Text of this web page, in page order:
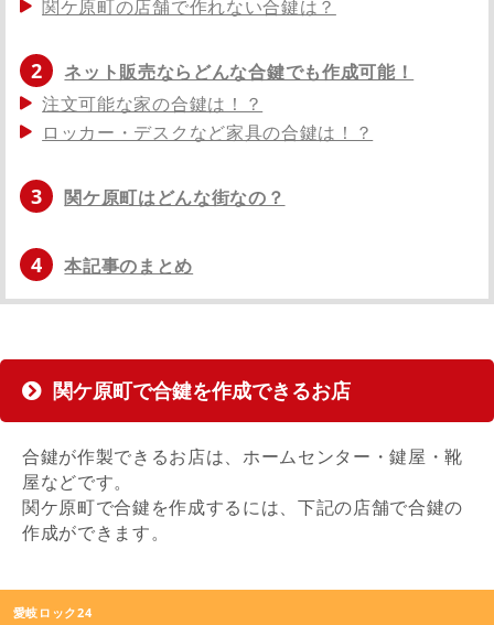
関ケ原町の店舗で作れない合鍵は？
2
ネット販売ならどんな合鍵でも作成可能！
注文可能な家の合鍵は！？
ロッカー・デスクなど家具の合鍵は！？
3 関ケ原町はどんな街なの？
4 本記事のまとめ
関ケ原町で合鍵を作成できるお店
合鍵が作製できるお店は、ホームセンター・鍵屋・靴
屋などです。
関ケ原町で合鍵を作成するには、下記の店舗で合鍵の
作成ができます。
店
愛岐ロック24